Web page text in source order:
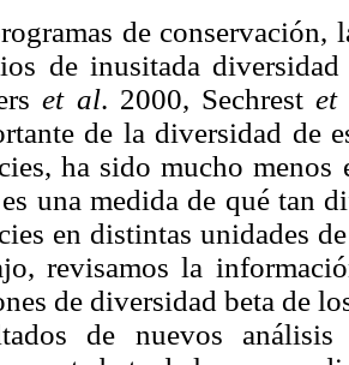
de
de inusitada
et al. 2000, Sechrestet
de la diversidad de
ha sido mucho
una medida de qué tan
en distintas unidades
revisamos la
de diversidad beta de
de nuevos